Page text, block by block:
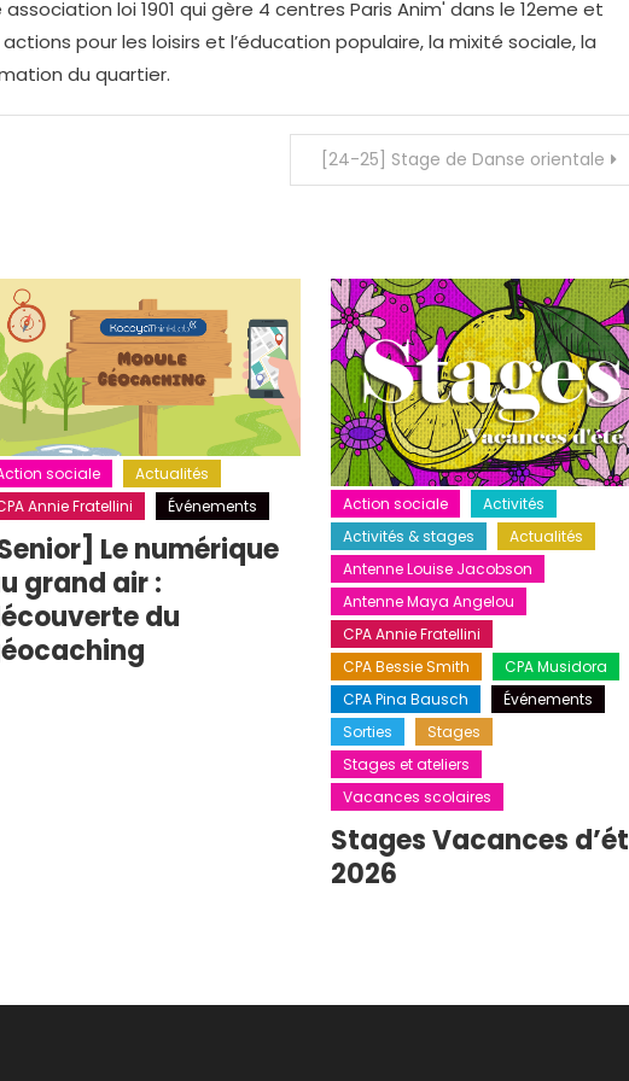
association loi 1901 qui gère 4 centres Paris Anim' dans le 12eme et
pour les loisirs et l’éducation populaire, la mixité sociale, la
du quartier.
[24-25] Stage de Danse orientale
sociale
Actualités
Annie Fratellini
Événements
Le numérique
grand air :
du
Action sociale
Activités
Activités & stages
Actualités
Antenne Louise Jacobson
Antenne Maya Angelou
CPA Annie Fratellini
CPA Bessie Smith
CPA Musidora
CPA Pina Bausch
Événements
Sorties
Stages
Stages et ateliers
Vacances scolaires
Stages Vacances
2026